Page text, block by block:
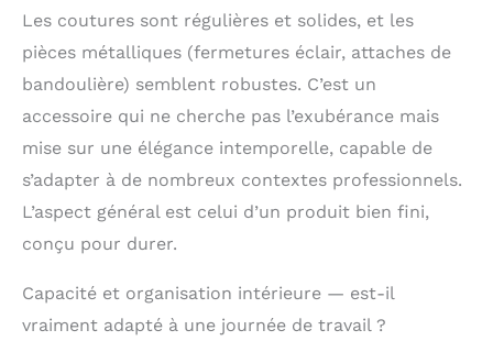
sandwich, 1 poche
grands
compartiments zippés
à l'arrière et 1 à
l'avant. (10
emplacements pour
cartes par
[Dimension]: 41
(Hauteur), Le poids:
spacieux et dispose
Les coutures sont régulières et solides, et les
pièces métalliques (fermetures éclair, attaches de
bandoulière) semblent robustes. C’est un
accessoire qui ne cherche pas l’exubérance mais
mise sur une élégance intemporelle, capable de
s’adapter à de nombreux contextes professionnels.
L’aspect général est celui d’un produit bien fini,
conçu pour durer.
Capacité et organisation intérieure — est-il
vraiment adapté à une journée de travail ?